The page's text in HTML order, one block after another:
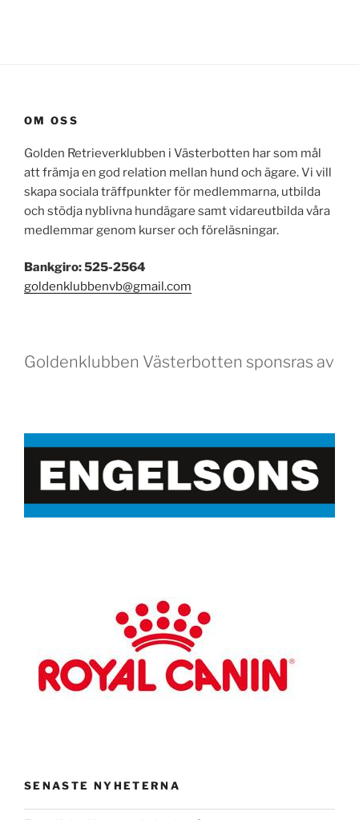
OM OSS
Golden Retrieverklubben i Västerbotten har som mål
att främja en god relation mellan hund och ägare. Vi vill
skapa sociala träffpunkter för medlemmarna, utbilda
och stödja nyblivna hundägare samt vidareutbilda våra
medlemmar genom kurser och föreläsningar.
Bankgiro: 525-2564
goldenklubbenvb@gmail.com
Goldenklubben Västerbotten sponsras av
SENASTE NYHETERNA